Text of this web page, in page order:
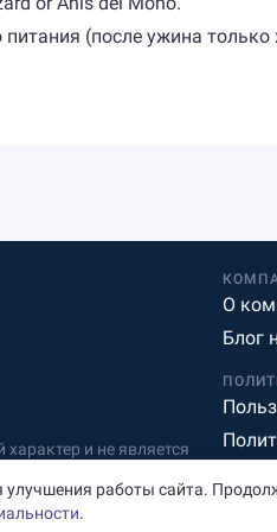
(после ужина
и не является
О
Блог
работы сайта.
.